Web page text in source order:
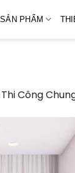
SẢN PHẨM
Công